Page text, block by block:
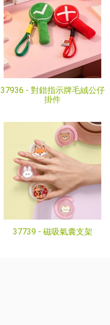
37936 - 對錯指示牌毛絨公仔
掛件
37739 - 磁吸氣囊支架